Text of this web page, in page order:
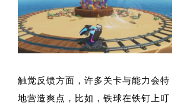
触觉反馈方面，许多关卡与能力会特
地营造爽点，比如，铁球在铁钉上叮